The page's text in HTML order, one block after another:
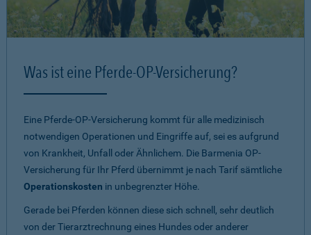
Was ist eine Pferde-OP-Versicherung?
Eine Pferde-OP-Versicherung kommt für alle medizinisch
notwendigen Operationen und Eingriffe auf, sei es aufgrund
von Krankheit, Unfall oder Ähnlichem. Die Barmenia OP-
Versicherung für Ihr Pferd übernimmt je nach Tarif sämtliche
Operationskosten in unbegrenzter Höhe.
Gerade bei Pferden können diese sich schnell, sehr deutlich
von der Tierarztrechnung eines Hundes oder anderer